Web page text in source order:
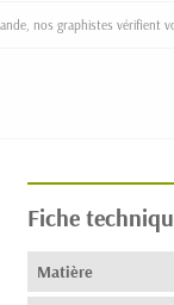
nos graphistes vérifient
Fiche
Matière